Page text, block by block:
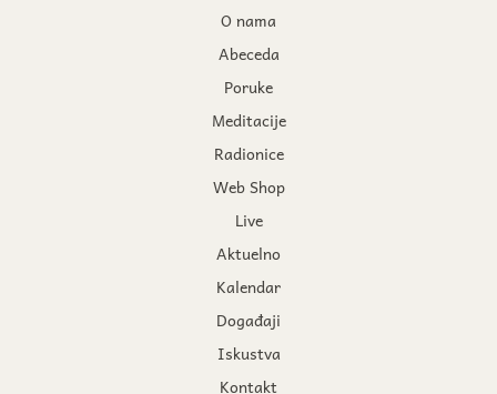
O nama
Abeceda
Poruke
Meditacije
Radionice
Web Shop
Live
Aktuelno
Kalendar
Događaji
Iskustva
Kontakt